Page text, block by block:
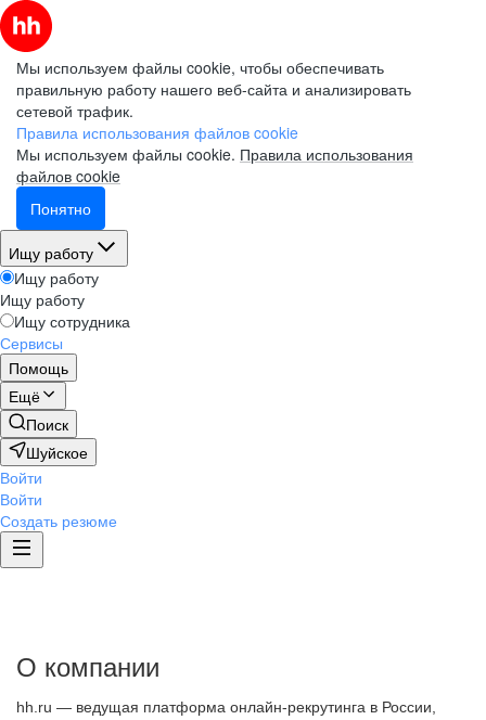
Мы используем файлы cookie, чтобы обеспечивать
правильную работу нашего веб-сайта и анализировать
сетевой трафик.
Правила использования файлов cookie
Мы используем файлы cookie. Правила использования
файлов cookie
Понятно
Ищу работу
Ищу работу
Ищу работу
Ищу сотрудника
Сервисы
Помощь
Ещё
Поиск
Шуйское
Войти
Войти
Создать резюме
О компании
hh.ru — ведущая платформа онлайн-рекрутинга в России,